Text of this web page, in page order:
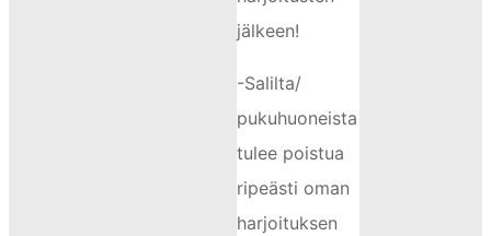
jälkeen!
-Salilta/
pukuhuoneista
tulee poistua
ripeästi oman
harjoituksen